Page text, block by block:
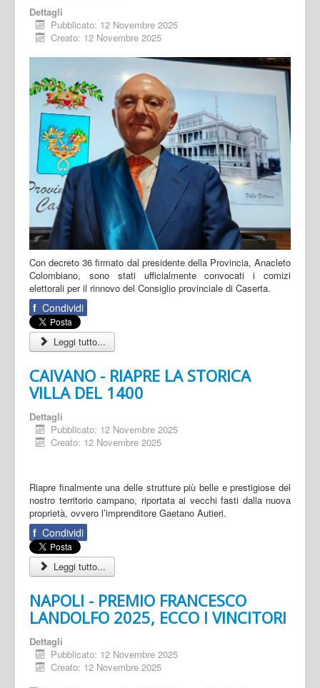
Dettagli
Pubblicato: 12 Novembre 2025
Creato: 12 Novembre 2025
Con decreto 36 firmato dal presidente della Provincia, Anacleto
Colombiano, sono stati ufficialmente convocati i comizi
elettorali per il rinnovo del Consiglio provinciale di Caserta.
f Condividi
Leggi tutto...
CAIVANO - RIAPRE LA STORICA
VILLA DEL 1400
Dettagli
Pubblicato: 12 Novembre 2025
Creato: 12 Novembre 2025
Riapre finalmente una delle strutture più belle e prestigiose del
nostro territorio campano, riportata ai vecchi fasti dalla nuova
proprietà, ovvero l’imprenditore Gaetano Autieri.
f Condividi
Leggi tutto...
NAPOLI - PREMIO FRANCESCO
LANDOLFO 2025, ECCO I VINCITORI
Dettagli
Pubblicato: 12 Novembre 2025
Creato: 12 Novembre 2025